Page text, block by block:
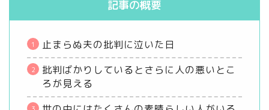
記事の概要
止まらぬ夫の批判に泣いた日
批判ばかりしているとさらに人の悪いとこ
ろが見える